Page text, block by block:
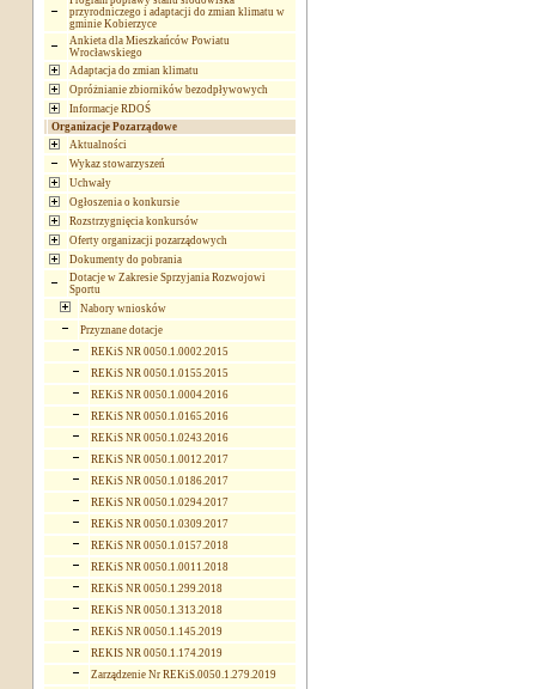
przyrodniczego i adaptacji do zmian klimatu w
gminie Kobierzyce
Ankieta dla Mieszkańców Powiatu
Wrocławskiego
Adaptacja do zmian klimatu
Opróżnianie zbiorników bezodpływowych
Informacje RDOŚ
Organizacje Pozarządowe
Aktualności
Wykaz stowarzyszeń
Uchwały
Ogłoszenia o konkursie
Rozstrzygnięcia konkursów
Oferty organizacji pozarządowych
Dokumenty do pobrania
Dotacje w Zakresie Sprzyjania Rozwojowi
Sportu
Nabory wniosków
Przyznane dotacje
REKiS NR 0050.1.0002.2015
REKiS NR 0050.1.0155.2015
REKiS NR 0050.1.0004.2016
REKiS NR 0050.1.0165.2016
REKiS NR 0050.1.0243.2016
REKiS NR 0050.1.0012.2017
REKiS NR 0050.1.0186.2017
REKiS NR 0050.1.0294.2017
REKiS NR 0050.1.0309.2017
REKiS NR 0050.1.0157.2018
REKiS NR 0050.1.0011.2018
REKiS NR 0050.1.299.2018
REKiS NR 0050.1.313.2018
REKiS NR 0050.1.145.2019
REKIS NR 0050.1.174.2019
Zarządzenie Nr REKiS.0050.1.279.2019